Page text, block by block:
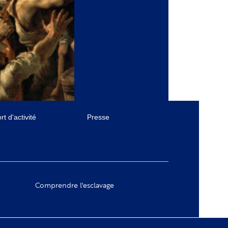
d'activité Presse
Comprendre l'esclavage